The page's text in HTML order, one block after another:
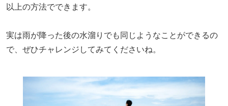
以上の方法でできます。
実は雨が降った後の水溜りでも同じようなことができるの
で、ぜひチャレンジしてみてくださいね。